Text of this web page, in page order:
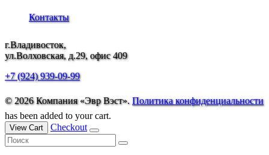
Контакты
г.Владивосток,
ул.Волховская, д.29, офис 409
+7 (924) 939-09-99
© 2026 Компания «Эвр Вэст». Политика конфиденциальности
has been added to your cart.
View Cart Checkout